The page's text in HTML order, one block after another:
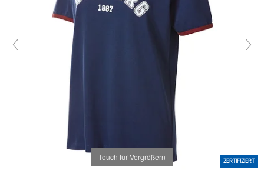
Touch für Vergrößern ZERTIFIZIERT